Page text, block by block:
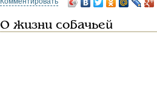
О жизни собачьей